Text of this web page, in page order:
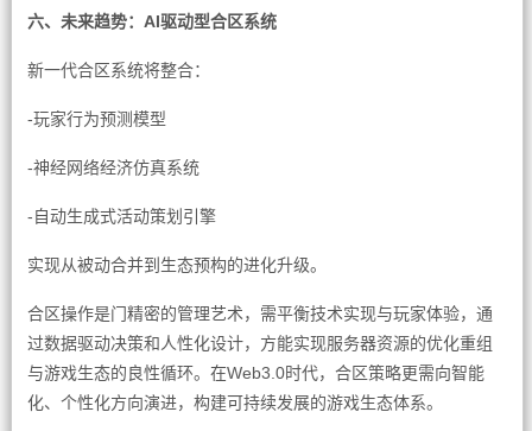
六、未来趋势：AI驱动型合区系统
新一代合区系统将整合：
-玩家行为预测模型
-神经网络经济仿真系统
-自动生成式活动策划引擎
实现从被动合并到生态预构的进化升级。
合区操作是门精密的管理艺术，需平衡技术实现与玩家体验，通
过数据驱动决策和人性化设计，方能实现服务器资源的优化重组
与游戏生态的良性循环。在Web3.0时代，合区策略更需向智能
化、个性化方向演进，构建可持续发展的游戏生态体系。